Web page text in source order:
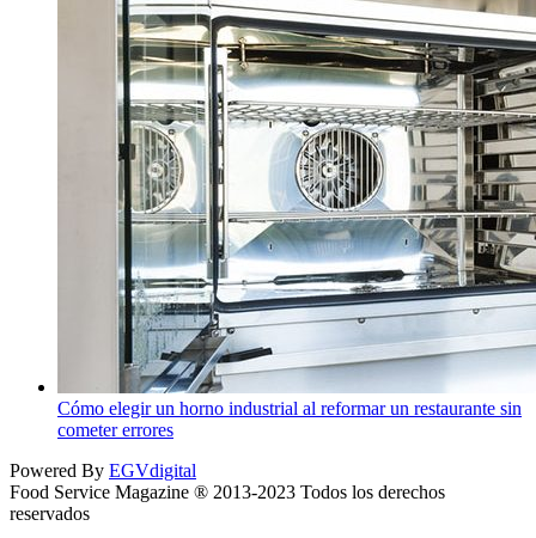
Cómo elegir un horno industrial al reformar un restaurante sin
cometer errores
Powered By EGVdigital
Food Service Magazine ® 2013-2023 Todos los derechos
reservados